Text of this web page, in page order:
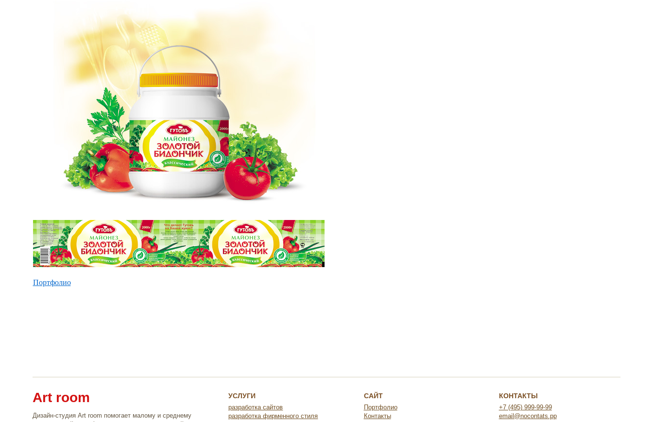
Портфолио
Art room
Дизайн-студия Art room помогает малому и среднему
УСЛУГИ
разработка сайтов
разработка фирменного стиля
САЙТ
Портфолио
Контакты
КОНТАКТЫ
+7 (495) 999-99-99
email@nocontats.pp